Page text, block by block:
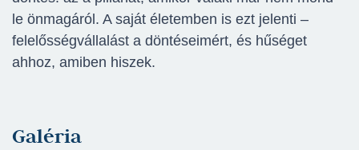
le önmagáról. A saját életemben is ezt jelenti –
felelősségvállalást a döntéseimért, és hűséget
ahhoz, amiben hiszek.
Galéria